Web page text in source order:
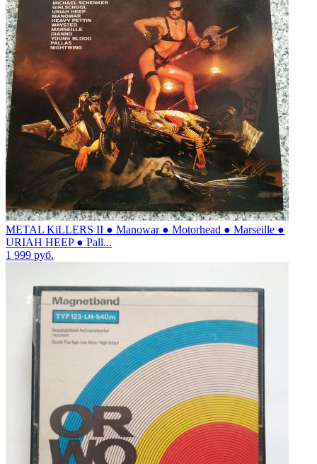
METAL KiLLERS II ● Manowar ● Motorhead ● Marseille ●
URIAH HEEP ● Pall...
1 999 руб.